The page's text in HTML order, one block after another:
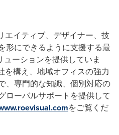
エイティブ、デザイナー、技
形にできるように支援する最
ーションを提供していま
を構え、地域オフィスの強力
、専門的な知識、個別対応の
ローバルサポートを提供して
をご覧くだ